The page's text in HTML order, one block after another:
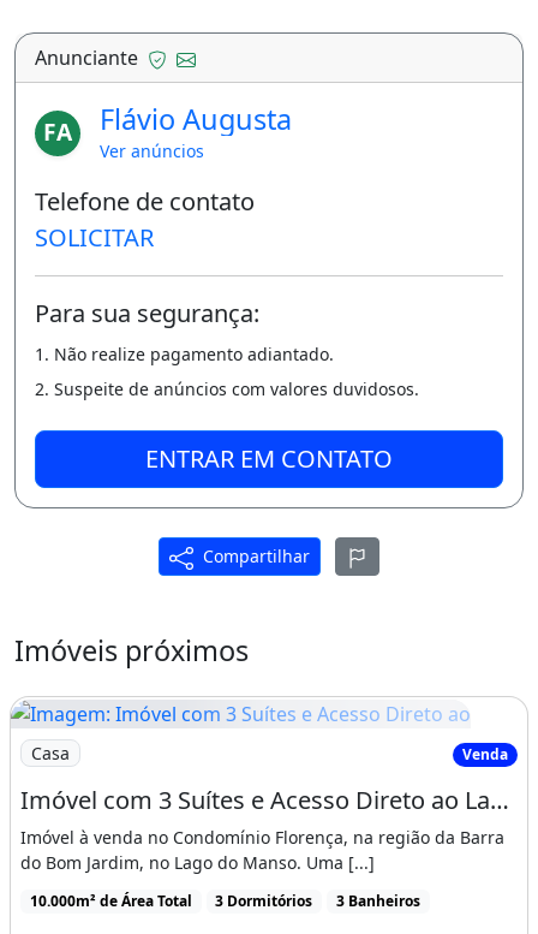
Anunciante
FA Flávio Augusta
Ver anúncios
Telefone de contato
SOLICITAR
Para sua segurança:
1. Não realize pagamento adiantado.
2. Suspeite de anúncios com valores duvidosos.
ENTRAR EM CONTATO
Compartilhar
Imóveis próximos
Imagem: Imóvel com 3 Suítes e Acesso Direto ao
Casa Venda
Imóvel com 3 Suítes e Acesso Direto ao Lago do Manso à Venda
Imóvel à venda no Condomínio Florença, na região da Barra
do Bom Jardim, no Lago do Manso. Uma [...]
10.000m² de Área Total 3 Dormitórios 3 Banheiros